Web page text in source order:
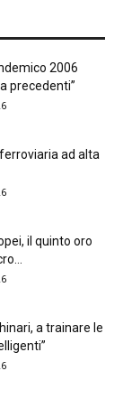
2006
precedenti”
ad alta
il quinto oro
a trainare le